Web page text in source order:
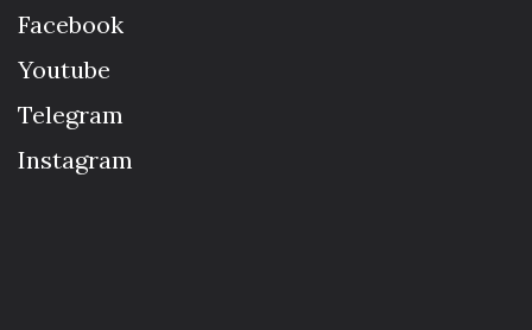
Facebook
Youtube
Telegram
Instagram